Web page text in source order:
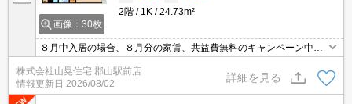
画像：30枚
2階
1K 24.73m²
８月中入居の場合、８月分の家賃、共益費無料のキャンペーン中★
礼金０円で初期費用もお得♪広々７帖の洋室が魅力的なお部屋は、南
向きで日当たり良好☆嬉しいエアコン付き！！人気のバス・トイレ
株式会社山晃住宅 郡山駅前店
情報更新日 2026/08/02
詳細を見る